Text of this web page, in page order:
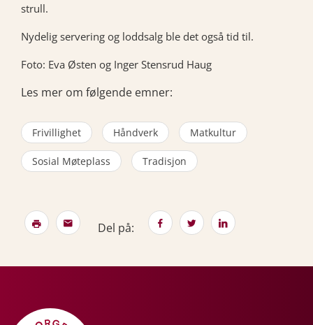
strull.
Nydelig servering og loddsalg ble det også tid til.
Foto: Eva Østen og Inger Stensrud Haug
Les mer om følgende emner:
Frivillighet Håndverk Matkultur
Sosial Møteplass Tradisjon
Del på: